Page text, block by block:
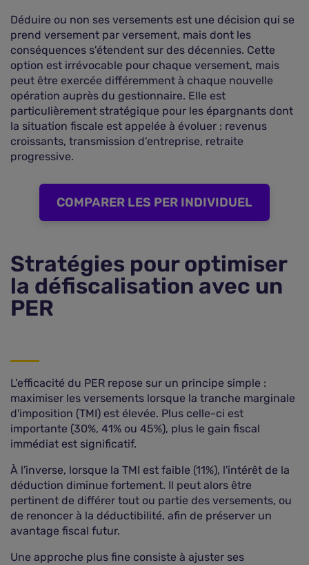
Déduire ou non ses versements est une décision qui se
prend versement par versement, mais dont les
conséquences s'étendent sur des décennies. Cette
option est irrévocable pour chaque versement, mais
peut être exercée différemment à chaque nouvelle
opération auprès du gestionnaire. Elle est
particulièrement stratégique pour les épargnants dont
la situation fiscale est appelée à évoluer : revenus
croissants, transmission d'entreprise, retraite
progressive.
COMPARER LES PER INDIVIDUEL
Stratégies pour optimiser
la défiscalisation avec un
PER
L'efficacité du PER repose sur un principe simple :
maximiser les versements lorsque la tranche marginale
d'imposition (TMI) est élevée. Plus celle-ci est
importante (30%, 41% ou 45%), plus le gain fiscal
immédiat est significatif.
À l'inverse, lorsque la TMI est faible (11%), l'intérêt de la
déduction diminue fortement. Il peut alors être
pertinent de différer tout ou partie des versements, ou
de renoncer à la déductibilité, afin de préserver un
avantage fiscal futur.
Une approche plus fine consiste à ajuster ses